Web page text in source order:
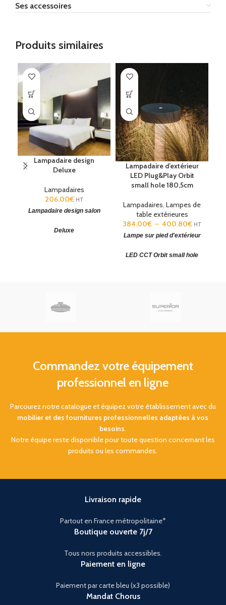
Ses accessoires
Produits similaires
Lampadaire design
Deluxe
Lampadaires
206.00€ HT
Lampadaire design salon
Deluxe
Lampadaire d’extérieur
LED Plug&Play Orbit
small hole 180,5cm
Lampadaires, Lampes de
table extérieures
384.00€ – 400.80€ HT
Lampe sur pied d'extérieur
LED CCT Orbit small hole
Température couleur corrélée
(CCT): SW 2700-3200-4000K.
Commandez votre équipement
professionnel en ligne
Parcourez notre catalogue et équipez votre établissement avec du
mobilier et des fournitures professionnelles adaptées à vos
besoins.
Notre équipe reste disponible pour toute question concernant les
produits ou les commandes.
Livraison rapide
Partout en France métropolitaine*
Boutique ouverte 7j/7
Tous nors produits accessibles.
Paiement en ligne
Paiement par carte bleu (x3 possible)
Mandat Chorus